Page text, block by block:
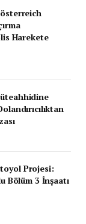
Harekete
Projesi:
Bölüm 3 İnşaatı